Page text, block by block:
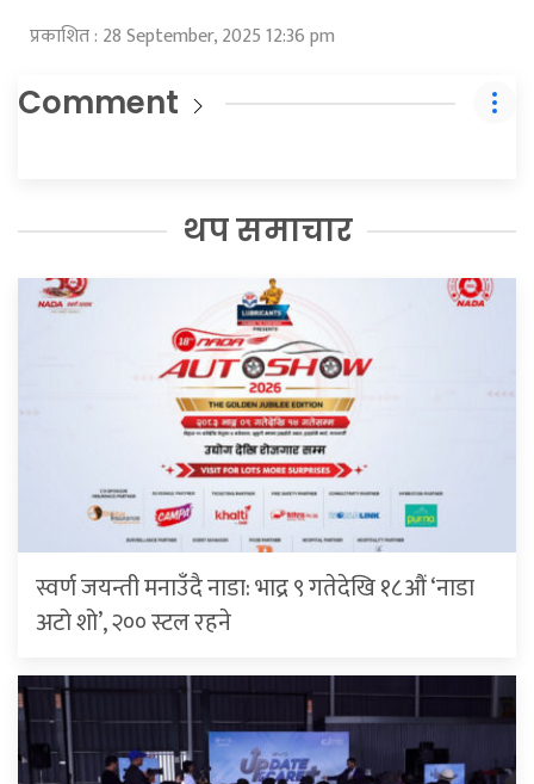
प्रकाशित : 28 September, 2025 12:36 pm
Comment
थप समाचार
स्वर्ण जयन्ती मनाउँदै नाडा: भाद्र ९ गतेदेखि १८औं ‘नाडा
अटो शो’, २०० स्टल रहने